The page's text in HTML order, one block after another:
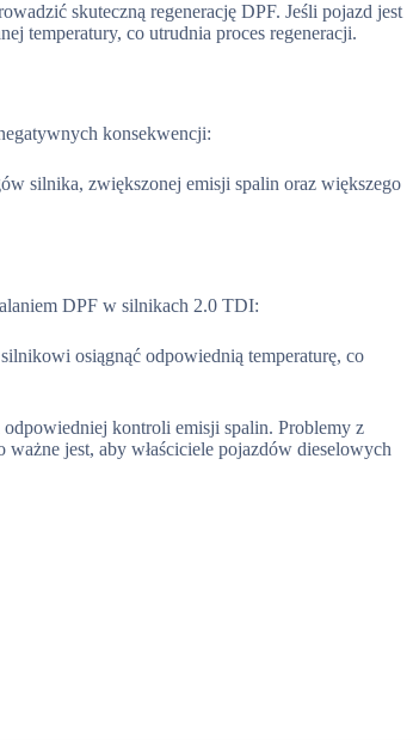
skuteczną regenerację DPF. Jeśli pojazd jest
temperatury, co utrudnia proces regeneracji.
konsekwencji:
silnika, zwiększonej emisji spalin oraz większego
DPF w silnikach 2.0 TDI:
osiągnąć odpowiednią temperaturę, co
kontroli emisji spalin. Problemy z
jest, aby właściciele pojazdów dieselowych